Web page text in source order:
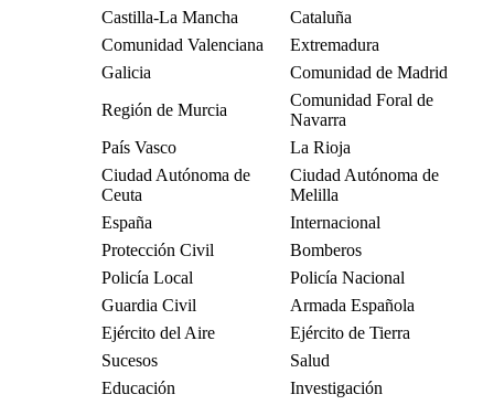
Castilla-La Mancha
Cataluña
Comunidad Valenciana
Extremadura
Galicia
Comunidad de Madrid
Región de Murcia
Comunidad Foral de
Navarra
País Vasco
La Rioja
Ciudad Autónoma de
Ceuta
Ciudad Autónoma de
Melilla
España
Internacional
Protección Civil
Bomberos
Policía Local
Policía Nacional
Guardia Civil
Armada Española
Ejército del Aire
Ejército de Tierra
Sucesos
Salud
Educación
Investigación